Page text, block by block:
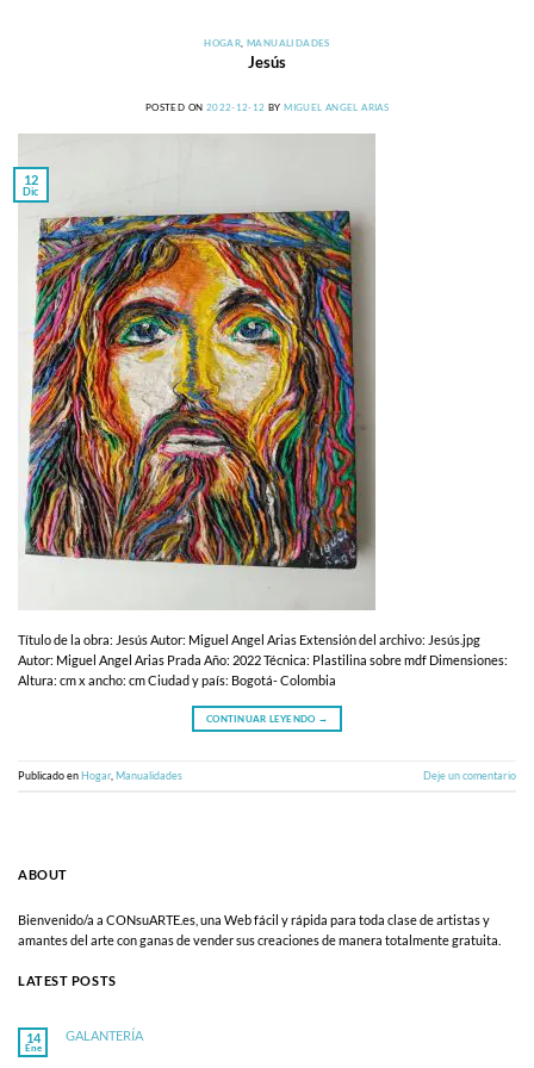
HOGAR,MANUALIDADES
Jesús
POSTED ON 2022-12-12 BYMIGUEL ANGEL ARIAS
12
Dic
Título de la obra: Jesús Autor: Miguel Angel Arias Extensión del archivo: Jesús.jpg
Autor: Miguel Angel Arias Prada Año: 2022 Técnica: Plastilina sobre mdf Dimensiones:
Altura: cm x ancho: cm Ciudad y país: Bogotá- Colombia
CONTINUAR LEYENDO →
Publicado enHogar, Manualidades Deje un comentario
ABOUT
Bienvenido/a a CONsuARTE.es, una Web fácil y rápida para toda clase de artistas y
amantes del arte con ganas de vender sus creaciones de manera totalmente gratuita.
LATEST POSTS
14
Ene
GALANTERÍA